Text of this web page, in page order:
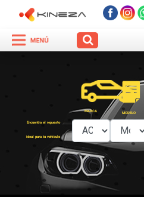
Encuentra el repuesto
ideal para tu vehículo
MARCA MODELO